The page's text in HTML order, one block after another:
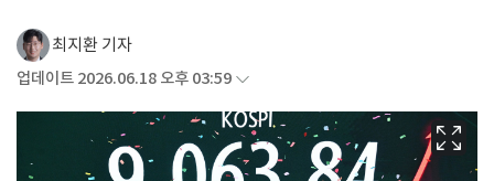
최지환 기자
업데이트 2026.06.18 오후 03:59